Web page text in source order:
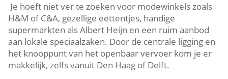
​ Je hoeft niet ver te zoeken voor modewinkels zoals
H&M of C&A, gezellige eettentjes, handige
supermarkten als Albert Heijn en een ruim aanbod
aan lokale speciaalzaken.​ Door de centrale ligging en
het knooppunt van het openbaar vervoer kom je er
makkelijk, zelfs vanuit Den Haag of Delft.​